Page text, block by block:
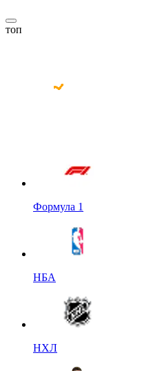
топ
Формула 1
НБА
НХЛ